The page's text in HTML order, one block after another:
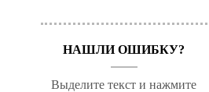
НАШЛИ ОШИБКУ?
Выделите текст и нажмите